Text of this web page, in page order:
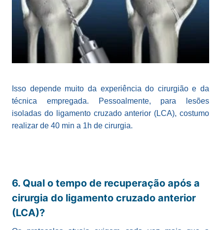
Isso depende muito da experiência do cirurgião e da
técnica empregada. Pessoalmente, para lesões
isoladas do ligamento cruzado anterior (LCA), costumo
realizar de 40 min a 1h de cirurgia.
6. Qual o tempo de recuperação após a
cirurgia do ligamento cruzado anterior
(LCA)?